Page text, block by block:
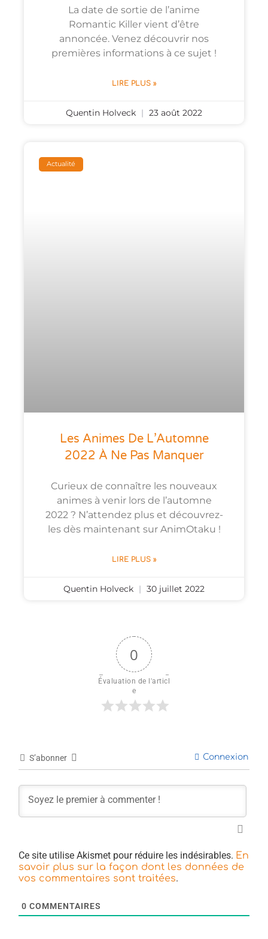
La date de sortie de l’anime
Romantic Killer vient d’être
annoncée. Venez découvrir nos
premières informations à ce sujet !
LIRE PLUS »
Quentin Holveck 23 août 2022
Actualité
Les Animes De L’Automne
2022 À Ne Pas Manquer
Curieux de connaître les nouveaux
animes à venir lors de l’automne
2022 ? N’attendez plus et découvrez-
les dès maintenant sur AnimOtaku !
LIRE PLUS »
Quentin Holveck 30 juillet 2022
0
Évaluation de l'articl
e
S’abonner Connexion
Ce site utilise Akismet pour réduire les indésirables. En
savoir plus sur la façon dont les données de
vos commentaires sont traitées.
0 COMMENTAIRES